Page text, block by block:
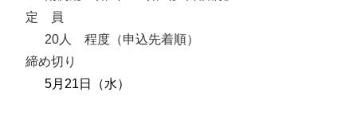
定 員
20人 程度（申込先着順）
締め切り
5月21日（水）